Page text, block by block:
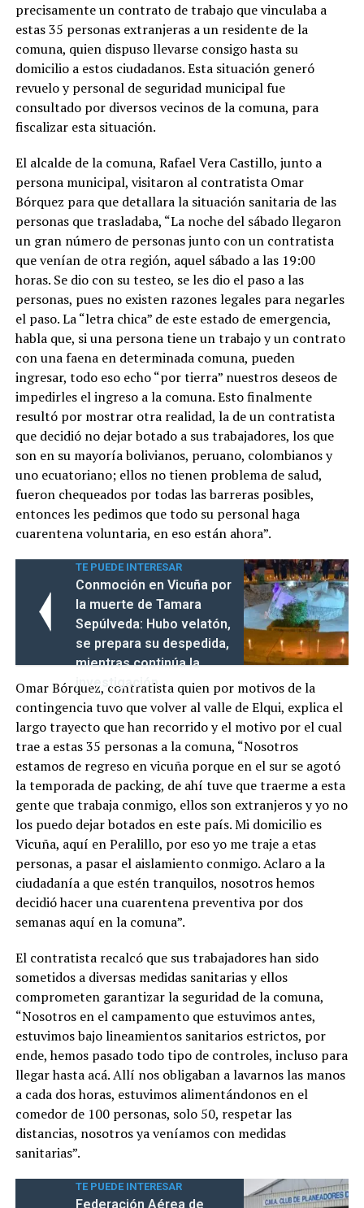
precisamente un contrato de trabajo que vinculaba a
estas 35 personas extranjeras a un residente de la
comuna, quien dispuso llevarse consigo hasta su
domicilio a estos ciudadanos. Esta situación generó
revuelo y personal de seguridad municipal fue
consultado por diversos vecinos de la comuna, para
fiscalizar esta situación.
El alcalde de la comuna, Rafael Vera Castillo, junto a
persona municipal, visitaron al contratista Omar
Bórquez para que detallara la situación sanitaria de las
personas que trasladaba, “La noche del sábado llegaron
un gran número de personas junto con un contratista
que venían de otra región, aquel sábado a las 19:00
horas. Se dio con su testeo, se les dio el paso a las
personas, pues no existen razones legales para negarles
el paso. La “letra chica” de este estado de emergencia,
habla que, si una persona tiene un trabajo y un contrato
con una faena en determinada comuna, pueden
ingresar, todo eso echo “por tierra” nuestros deseos de
impedirles el ingreso a la comuna. Esto finalmente
resultó por mostrar otra realidad, la de un contratista
que decidió no dejar botado a sus trabajadores, los que
son en su mayoría bolivianos, peruano, colombianos y
uno ecuatoriano; ellos no tienen problema de salud,
fueron chequeados por todas las barreras posibles,
entonces les pedimos que todo su personal haga
cuarentena voluntaria, en eso están ahora”.
TE PUEDE INTERESAR
Conmoción en Vicuña por
la muerte de Tamara
Sepúlveda: Hubo velatón,
se prepara su despedida,
mientras continúa la
investigación
Omar Bórquez, contratista quien por motivos de la
contingencia tuvo que volver al valle de Elqui, explica el
largo trayecto que han recorrido y el motivo por el cual
trae a estas 35 personas a la comuna, “Nosotros
estamos de regreso en vicuña porque en el sur se agotó
la temporada de packing, de ahí tuve que traerme a esta
gente que trabaja conmigo, ellos son extranjeros y yo no
los puedo dejar botados en este país. Mi domicilio es
Vicuña, aquí en Peralillo, por eso yo me traje a etas
personas, a pasar el aislamiento conmigo. Aclaro a la
ciudadanía a que estén tranquilos, nosotros hemos
decidió hacer una cuarentena preventiva por dos
semanas aquí en la comuna”.
El contratista recalcó que sus trabajadores han sido
sometidos a diversas medidas sanitarias y ellos
comprometen garantizar la seguridad de la comuna,
“Nosotros en el campamento que estuvimos antes,
estuvimos bajo lineamientos sanitarios estrictos, por
ende, hemos pasado todo tipo de controles, incluso para
llegar hasta acá. Allí nos obligaban a lavarnos las manos
a cada dos horas, estuvimos alimentándonos en el
comedor de 100 personas, solo 50, respetar las
distancias, nosotros ya veníamos con medidas
sanitarias”.
TE PUEDE INTERESAR
Federación Aérea de